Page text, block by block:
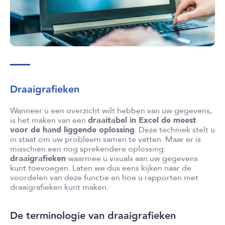
Draaigrafieken
Wanneer u een overzicht wilt hebben van uw gegevens,
is het maken van een draaitabel in Excel de meest
voor de hand liggende oplossing. Deze techniek stelt u
in staat om uw probleem samen te vatten. Maar er is
misschien een nog sprekendere oplossing:
draaigrafiekenwaarmee u visuals aan uw gegevens
kunt toevoegen. Laten we dus eens kijken naar de
voordelen van deze functie en hoe u rapporten met
draaigrafieken kunt maken.
De terminologie van draaigrafieken